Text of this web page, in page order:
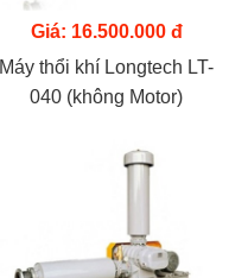
Giá: 16.500.000 đ
Máy thổi khí Longtech LT-
040 (không Motor)